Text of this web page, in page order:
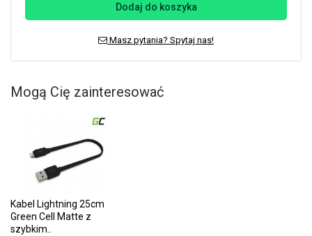
Dodaj do koszyka
Masz pytania? Spytaj nas!
Mogą Cię zainteresować
Kabel Lightning 25cm
Green Cell Matte z
szybkim..